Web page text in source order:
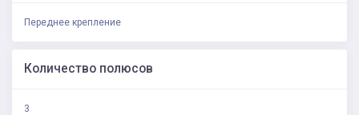
Переднее крепление
Количество полюсов
3